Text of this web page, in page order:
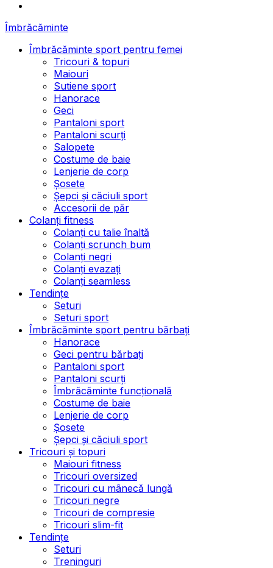
Îmbrăcăminte
Îmbrăcăminte sport pentru femei
Tricouri & topuri
Maiouri
Sutiene sport
Hanorace
Geci
Pantaloni sport
Pantaloni scurți
Salopete
Costume de baie
Lenjerie de corp
Șosete
Șepci și căciuli sport
Accesorii de păr
Colanți fitness
Colanți cu talie înaltă
Colanți scrunch bum
Colanți negri
Colanți evazați
Colanți seamless
Tendințe
Seturi
Seturi sport
Îmbrăcăminte sport pentru bărbați
Hanorace
Geci pentru bărbați
Pantaloni sport
Pantaloni scurți
Îmbrăcăminte funcțională
Costume de baie
Lenjerie de corp
Șosete
Șepci și căciuli sport
Tricouri și topuri
Maiouri fitness
Tricouri oversized
Tricouri cu mânecă lungă
Tricouri negre
Tricouri de compresie
Tricouri slim-fit
Tendințe
Seturi
Treninguri